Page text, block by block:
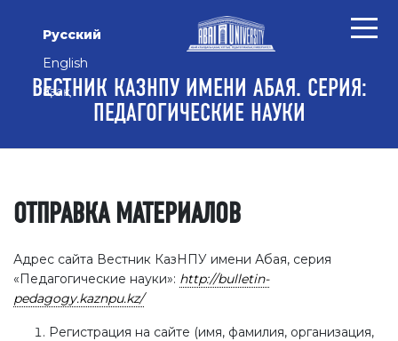
Русский
English
Қазақ
ВЕСТНИК КАЗНПУ ИМЕНИ АБАЯ. СЕРИЯ:
ПЕДАГОГИЧЕСКИЕ НАУКИ
ОТПРАВКА МАТЕРИАЛОВ
Адрес сайта Вестник КазНПУ имени Абая, серия
«Педагогические науки»: http://bulletin-
pedagogy.kaznpu.kz/
Регистрация на сайте (имя, фамилия, организация,